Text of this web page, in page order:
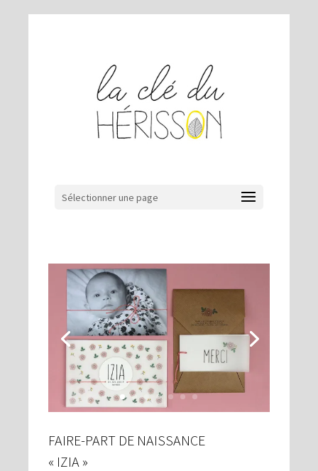
Sélectionner une page
FAIRE-PART DE NAISSANCE
« IZIA »